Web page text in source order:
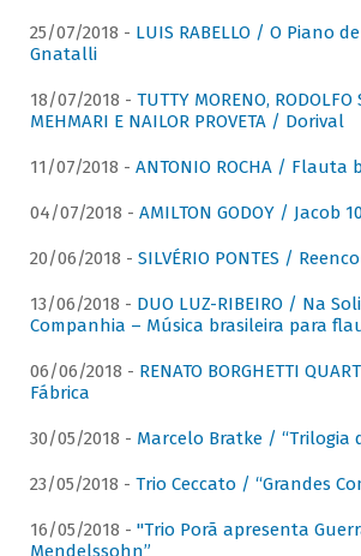
25/07/2018 - LUIS RABELLO / O Piano
Gnatalli
18/07/2018 - TUTTY MORENO, RODOLFO
MEHMARI E NAILOR PROVETA / Dorival
11/07/2018 - ANTONIO ROCHA / Flauta
04/07/2018 - AMILTON GODOY / Jacob
20/06/2018 - SILVÉRIO PONTES /
13/06/2018 - DUO LUZ-RIBEIRO / Na
Companhia – Música brasileira para
06/06/2018 - RENATO BORGHETTI
Fábrica
30/05/2018 - Marcelo Bratke / “Trilogia
23/05/2018 - Trio Ceccato / “Grandes
16/05/2018 - "Trio Porã apresenta